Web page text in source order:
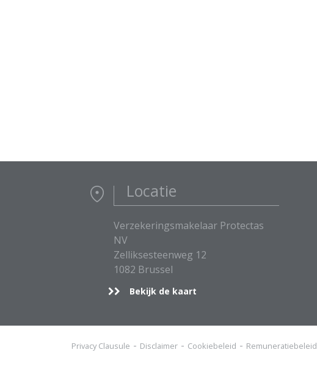
Locatie
Verzekeringsmakelaar Protectas
NV
Zelliksesteenweg 12
1082 Brussel
Bekijk de kaart
Privacy Clausule Disclaimer Cookiebeleid Remuneratiebeleid